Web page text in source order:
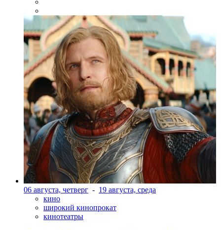
06 августа, четверг - 19 августа, среда
кино
широкий кинопрокат
кинотеатры